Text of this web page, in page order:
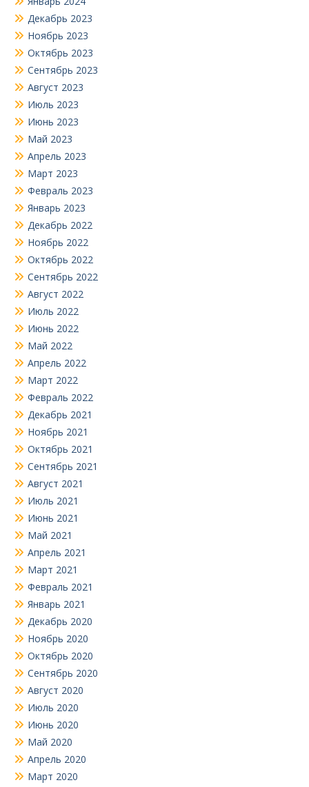
Декабрь 2023
Ноябрь 2023
Октябрь 2023
Сентябрь 2023
Август 2023
Июль 2023
Июнь 2023
Май 2023
Апрель 2023
Март 2023
Февраль 2023
Январь 2023
Декабрь 2022
Ноябрь 2022
Октябрь 2022
Сентябрь 2022
Август 2022
Июль 2022
Июнь 2022
Май 2022
Апрель 2022
Март 2022
Февраль 2022
Декабрь 2021
Ноябрь 2021
Октябрь 2021
Сентябрь 2021
Август 2021
Июль 2021
Июнь 2021
Май 2021
Апрель 2021
Март 2021
Февраль 2021
Январь 2021
Декабрь 2020
Ноябрь 2020
Октябрь 2020
Сентябрь 2020
Август 2020
Июль 2020
Июнь 2020
Май 2020
Апрель 2020
Март 2020